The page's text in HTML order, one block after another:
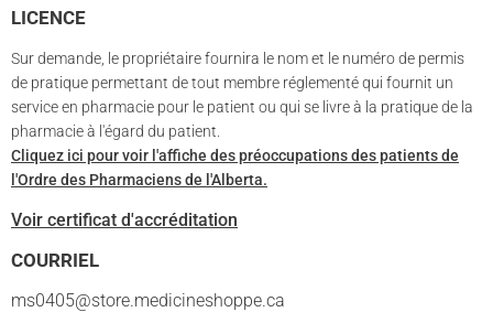
LICENCE
Sur demande, le propriétaire fournira le nom et le numéro de permis
de pratique permettant de tout membre réglementé qui fournit un
service en pharmacie pour le patient ou qui se livre à la pratique de la
pharmacie à l'égard du patient.
Cliquez ici pour voir l'affiche des préoccupations des patients de
l'Ordre des Pharmaciens de l'Alberta.
Voir certificat d'accréditation
COURRIEL
ms0405@store.medicineshoppe.ca